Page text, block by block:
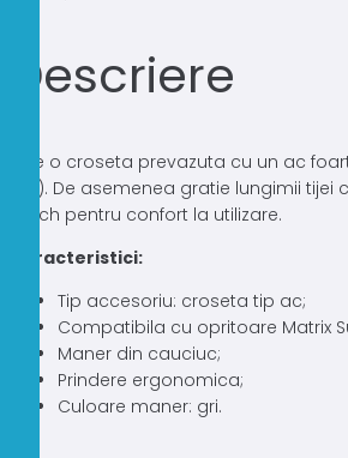
Descriere
Este o croseta prevazuta cu un ac
etc). De asemenea gratie lungimii
touch pentru confort la utilizare.
Caracteristici:
Tip accesoriu: croseta tip ac;
Compatibila cu opritoare Matrix
Maner din cauciuc;
Prindere ergonomica;
Culoare maner: gri.